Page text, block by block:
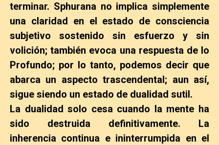
terminar. Sphurana no implica simplemente
una claridad en el estado de consciencia
subjetivo sostenido sin esfuerzo y sin
volición; también evoca una respuesta de lo
Profundo; por lo tanto, podemos decir que
abarca un aspecto trascendental; aun así,
sigue siendo un estado de dualidad sutil.
La dualidad solo cesa cuando la mente ha
sido destruida definitivamente. La
inherencia continua e ininterrumpida en el